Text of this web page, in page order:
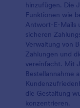
hinzufügen. Die
Funktionen wie
Antwort-E-Mails
sicheren
Verwaltung von
Zahlungen und
vereinfacht. Mit
Bestellannahme
die Gestaltung
konzentrieren.